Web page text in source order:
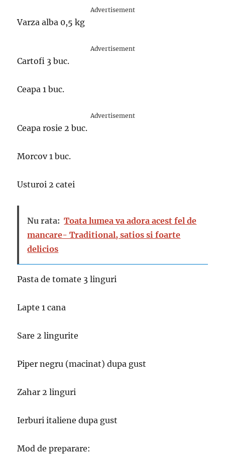
Advertisement
Varza alba 0,5 kg
Advertisement
Cartofi 3 buc.
Ceapa 1 buc.
Advertisement
Ceapa rosie 2 buc.
Morcov 1 buc.
Usturoi 2 catei
Nu rata: Toata lumea va adora acest fel de
mancare- Traditional, satios si foarte
delicios
Pasta de tomate 3 linguri
Lapte 1 cana
Sare 2 lingurite
Piper negru (macinat) dupa gust
Zahar 2 linguri
Ierburi italiene dupa gust
Mod de preparare: